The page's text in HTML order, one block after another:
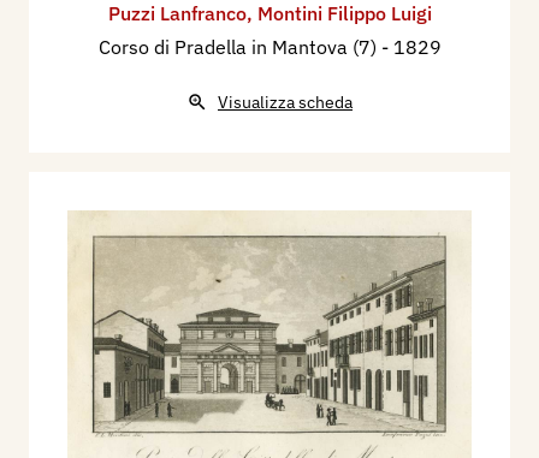
Puzzi Lanfranco, Montini Filippo Luigi
Corso di Pradella in Mantova (7) - 1829
Visualizza scheda